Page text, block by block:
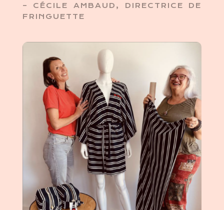
– CÉCILE AMBAUD, DIRECTRICE DE
FRINGUETTE